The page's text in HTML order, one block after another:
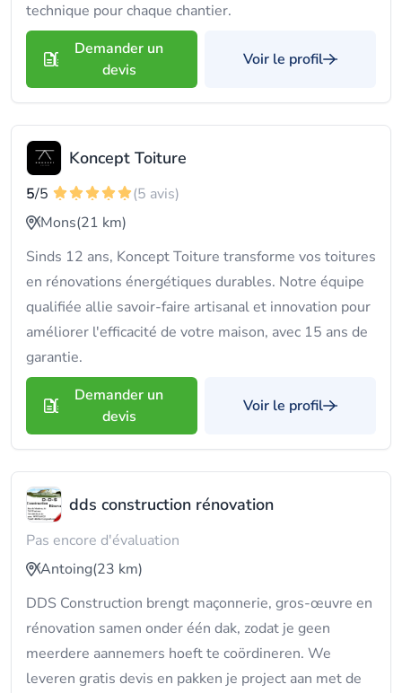
technique pour chaque chantier.
Demander un
devis
Voir le profil
Koncept Toiture
5/5
(5 avis)
Mons(21 km)
Sinds 12 ans, Koncept Toiture transforme vos toitures
en rénovations énergétiques durables. Notre équipe
qualifiée allie savoir-faire artisanal et innovation pour
améliorer l'efficacité de votre maison, avec 15 ans de
garantie.
Demander un
devis
Voir le profil
dds construction rénovation
Pas encore d'évaluation
Antoing(23 km)
DDS Construction brengt maçonnerie, gros-œuvre en
rénovation samen onder één dak, zodat je geen
meerdere aannemers hoeft te coördineren. We
leveren gratis devis en pakken je project aan met de